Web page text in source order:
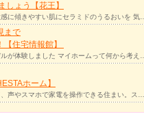
ょう【花王】
に傾きやすい肌にセラミドのうるおいを 気…
まで
住宅情報館】
が体験しました マイホームって何から考え…
ホーム】
声やスマホで家電を操作できる住まい。ス…